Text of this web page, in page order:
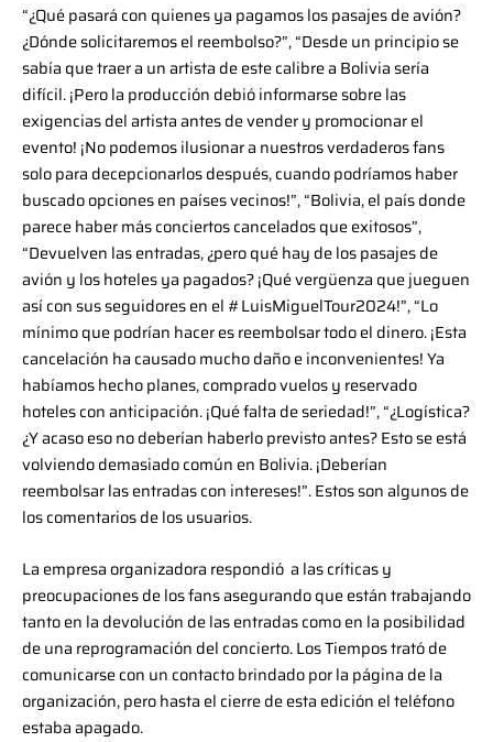
“¿Qué pasará con quienes ya pagamos los pasajes de avión?
¿Dónde solicitaremos el reembolso?”, “Desde un principio se
sabía que traer a un artista de este calibre a Bolivia sería
difícil. ¡Pero la producción debió informarse sobre las
exigencias del artista antes de vender y promocionar el
evento! ¡No podemos ilusionar a nuestros verdaderos fans
solo para decepcionarlos después, cuando podríamos haber
buscado opciones en países vecinos!”, “Bolivia, el país donde
parece haber más conciertos cancelados que exitosos”,
“Devuelven las entradas, ¿pero qué hay de los pasajes de
avión y los hoteles ya pagados? ¡Qué vergüenza que jueguen
así con sus seguidores en el #LuisMiguelTour2024!”, “Lo
mínimo que podrían hacer es reembolsar todo el dinero. ¡Esta
cancelación ha causado mucho daño e inconvenientes! Ya
habíamos hecho planes, comprado vuelos y reservado
hoteles con anticipación. ¡Qué falta de seriedad!”, “¿Logística?
¿Y acaso eso no deberían haberlo previsto antes? Esto se está
volviendo demasiado común en Bolivia. ¡Deberían
reembolsar las entradas con intereses!”. Estos son algunos de
los comentarios de los usuarios.
La empresa organizadora respondió a las críticas y
preocupaciones de los fans asegurando que están trabajando
tanto en la devolución de las entradas como en la posibilidad
de una reprogramación del concierto. Los Tiempos trató de
comunicarse con un contacto brindado por la página de la
organización, pero hasta el cierre de esta edición el teléfono
estaba apagado.